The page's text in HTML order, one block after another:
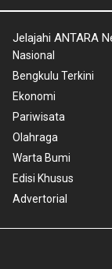
Jelajahi ANTARA
Nasional
Bengkulu Terkini
Ekonomi
Pariwisata
Olahraga
Warta Bumi
Edisi Khusus
Advertorial